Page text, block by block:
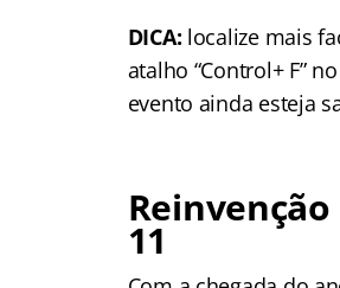
DICA: localize mais
atalho “Control+ F”
evento ainda esteja
11